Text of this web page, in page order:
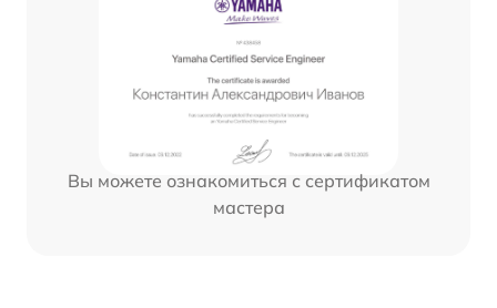
Вы можете ознакомиться с сертификатом
мастера